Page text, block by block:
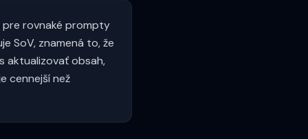
pre rovnaké prompty
SoV, znamená to, že
aktualizovať obsah,
cennejší než